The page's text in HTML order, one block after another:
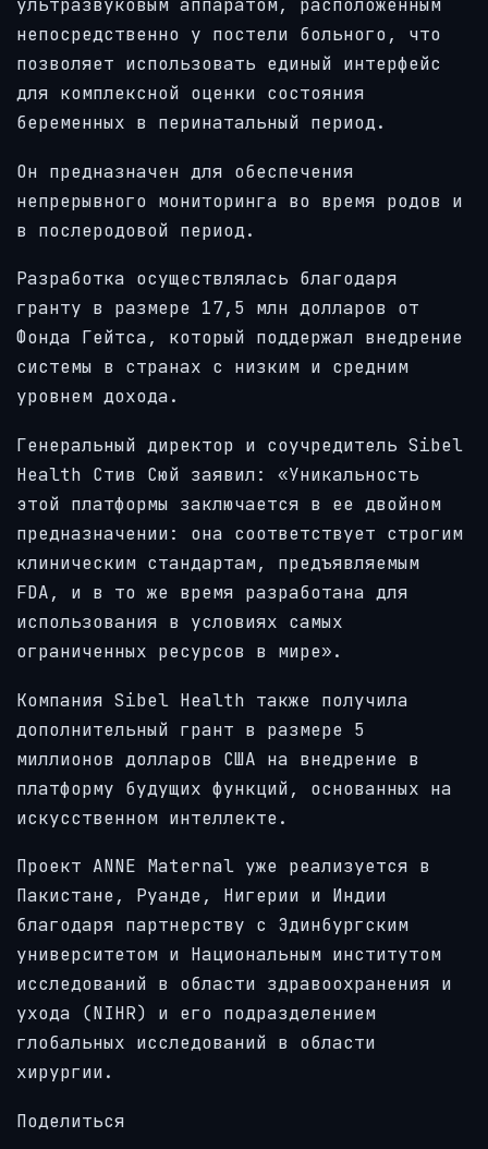
ультразвуковым аппаратом, расположенным
непосредственно у постели больного, что
позволяет использовать единый интерфейс
для комплексной оценки состояния
беременных в перинатальный период.
Он предназначен для обеспечения
непрерывного мониторинга во время родов и
в послеродовой период.
Разработка осуществлялась благодаря
гранту в размере 17,5 млн долларов от
Фонда Гейтса, который поддержал внедрение
системы в странах с низким и средним
уровнем дохода.
Генеральный директор и соучредитель Sibel
Health Стив Сюй заявил: «Уникальность
этой платформы заключается в ее двойном
предназначении: она соответствует строгим
клиническим стандартам, предъявляемым
FDA, и в то же время разработана для
использования в условиях самых
ограниченных ресурсов в мире».
Компания Sibel Health также получила
дополнительный грант в размере 5
миллионов долларов США на внедрение в
платформу будущих функций, основанных на
искусственном интеллекте.
Проект ANNE Maternal уже реализуется в
Пакистане, Руанде, Нигерии и Индии
благодаря партнерству с Эдинбургским
университетом и Национальным институтом
исследований в области здравоохранения и
ухода (NIHR) и его подразделением
глобальных исследований в области
хирургии.
Поделиться